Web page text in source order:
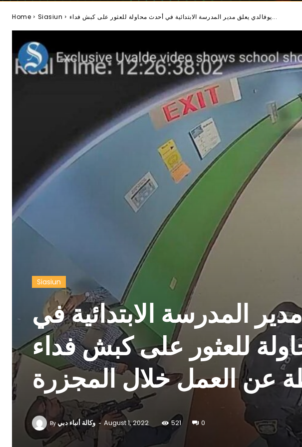
Home Siasiun يوفالدي يعلق مدير المدرسة الابتدائية في أحدث محاولة للعثور على كبش فداء...
Siasiun
المدرسة الابتدائية في
للعثور على كبش فداء
عن العمل خلال المجزرة
Byوكالة أنباء دبي - August 1, 2022 521 0